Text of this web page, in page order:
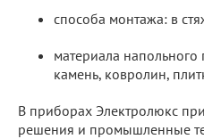
способа монтажа: в
материала напольного
камень, ковролин,
В приборах Электролюкс
решения и промышленные